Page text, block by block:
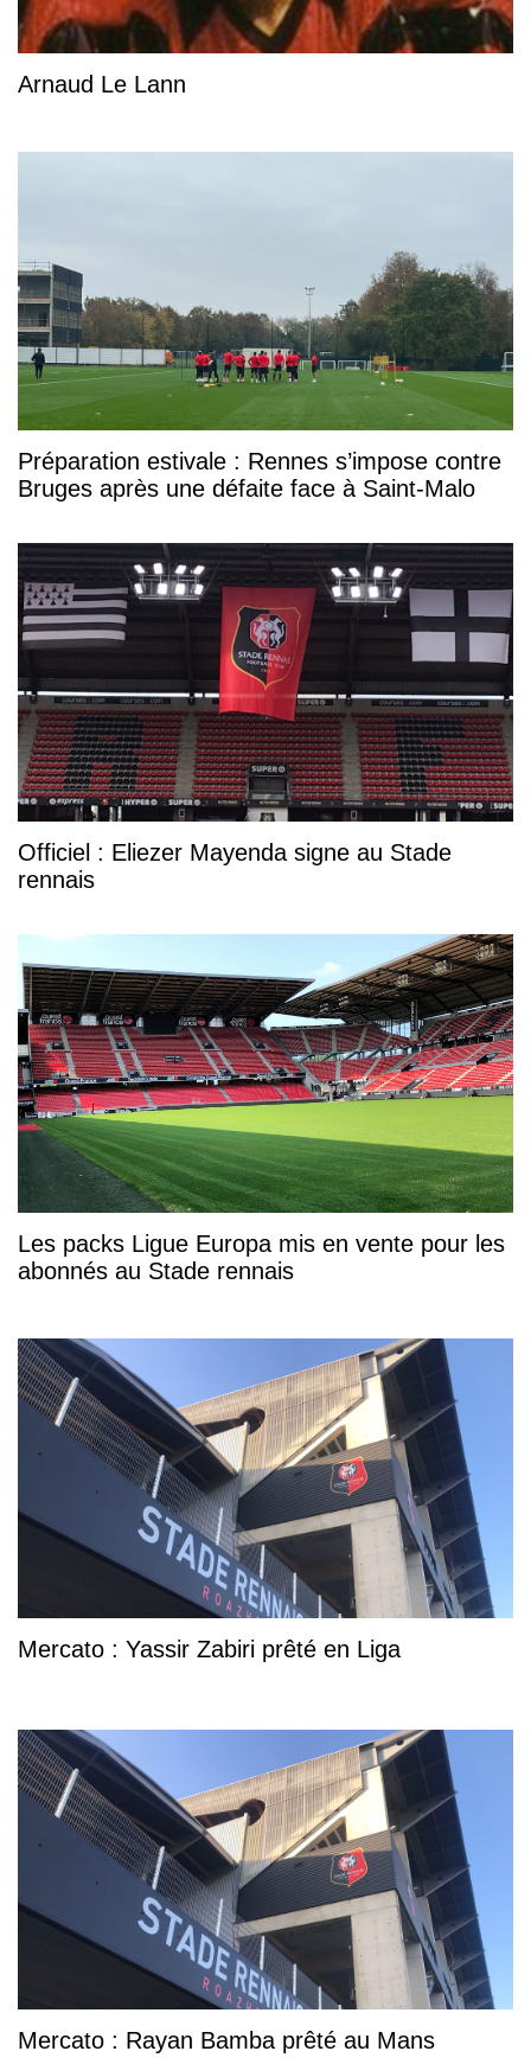
Arnaud Le Lann
Préparation estivale : Rennes s’impose contre
Bruges après une défaite face à Saint-Malo
Officiel : Eliezer Mayenda signe au Stade
rennais
Les packs Ligue Europa mis en vente pour les
abonnés au Stade rennais
Mercato : Yassir Zabiri prêté en Liga
Mercato : Rayan Bamba prêté au Mans